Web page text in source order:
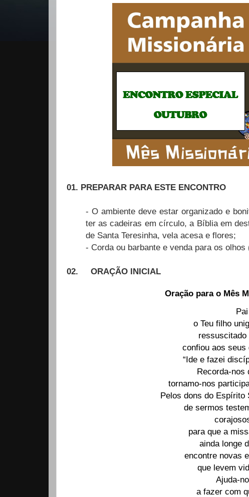
01. PREPARAR PARA ESTE ENCONTRO
- O ambiente deve estar organizado e
ter as cadeiras em círculo, a Bíblia em
de Santa Teresinha, vela acesa e flores;
- Corda ou barbante e venda para os olhos
02. ORAÇÃO INICIAL
Oração para o Mês
o Teu filho
confiou aos
“Ide e fazei
Recorda-nos
tornamo-nos
Pelos dons do Espírito
de sermos
para que a
ainda longe
encontre novas
que levem
Ajuda-
a fazer com